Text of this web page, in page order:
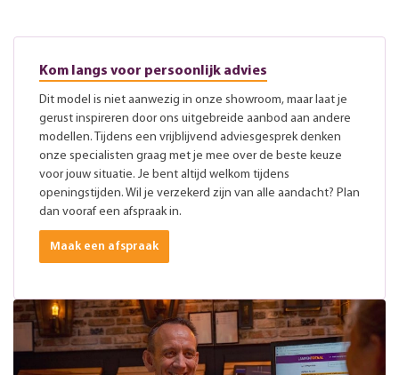
Kom langs voor persoonlijk advies
Dit model is niet aanwezig in onze showroom, maar laat je
gerust inspireren door ons uitgebreide aanbod aan andere
modellen. Tijdens een vrijblijvend adviesgesprek denken
onze specialisten graag met je mee over de beste keuze
voor jouw situatie. Je bent altijd welkom tijdens
openingstijden. Wil je verzekerd zijn van alle aandacht? Plan
dan vooraf een afspraak in.
Maak een afspraak